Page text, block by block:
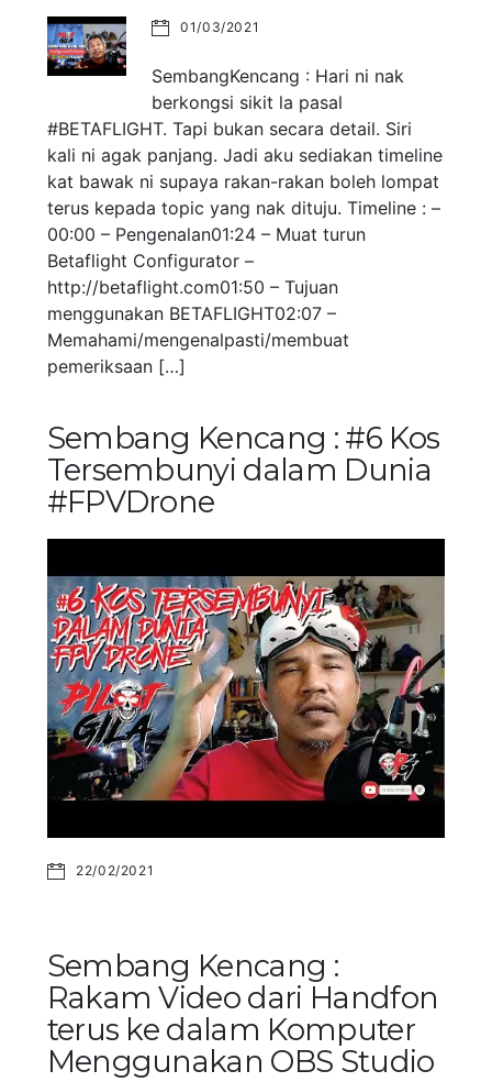
01/03/2021
SembangKencang : Hari ni nak
berkongsi sikit la pasal
#BETAFLIGHT. Tapi bukan secara detail. Siri
kali ni agak panjang. Jadi aku sediakan timeline
kat bawak ni supaya rakan-rakan boleh lompat
terus kepada topic yang nak dituju. Timeline : –
00:00 – Pengenalan01:24 – Muat turun
Betaflight Configurator –
http://betaflight.com01:50 – Tujuan
menggunakan BETAFLIGHT02:07 –
Memahami/mengenalpasti/membuat
pemeriksaan […]
Sembang Kencang : #6 Kos
Tersembunyi dalam Dunia
#FPVDrone
22/02/2021
Sembang Kencang :
Rakam Video dari Handfon
terus ke dalam Komputer
Menggunakan OBS Studio